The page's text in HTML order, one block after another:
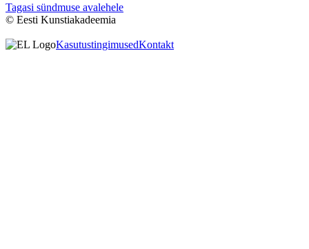
Tagasi sündmuse avalehele
© Eesti Kunstiakadeemia
KasutustingimusedKontakt